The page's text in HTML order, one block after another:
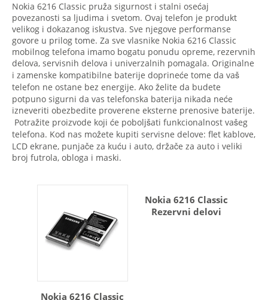
Nokia 6216 Classic pruža sigurnost i stalni osećaj
povezanosti sa ljudima i svetom. Ovaj telefon je produkt
velikog i dokazanog iskustva. Sve njegove performanse
govore u prilog tome. Za sve vlasnike Nokia 6216 Classic
mobilnog telefona imamo bogatu ponudu opreme, rezervnih
delova, servisnih delova i univerzalnih pomagala. Originalne
i zamenske kompatibilne baterije doprineće tome da vaš
telefon ne ostane bez energije. Ako želite da budete
potpuno sigurni da vas telefonska baterija nikada neće
izneveriti obezbedite proverene eksterne prenosive baterije.
Potražite proizvode koji će poboljšati funkcionalnost vašeg
telefona. Kod nas možete kupiti servisne delove: flet kablove,
LCD ekrane, punjače za kuću i auto, držače za auto i veliki
broj futrola, obloga i maski.
Nokia 6216 Classic
Nokia 6216 Classic
Rezervni delovi